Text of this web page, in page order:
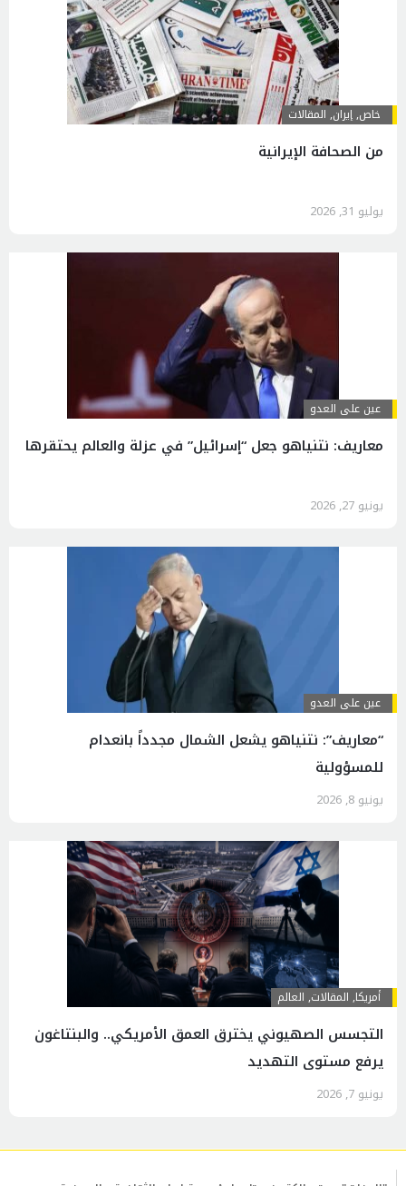
خاص,إيران, المقالات
من الصحافة الإيرانية
يوليو 31, 2026
عين على العدو
معاريف: نتنياهو جعل “إسرائيل” في عزلة والعالم يحتقرها
يونيو 27, 2026
عين على العدو
“معاريف”: نتنياهو يشعل الشمال مجدداً بانعدام
للمسؤولية
يونيو 8, 2026
أمريكا, المقالات, العالم
التجسس الصهيوني يخترق العمق الأمريكي.. والبنتاغون
يرفع مستوى التهديد
يونيو 7, 2026